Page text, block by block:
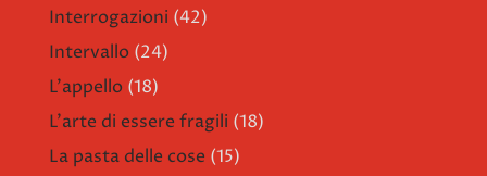
Interrogazioni (42)
Intervallo (24)
L'appello (18)
L'arte di essere fragili (18)
La pasta delle cose (15)